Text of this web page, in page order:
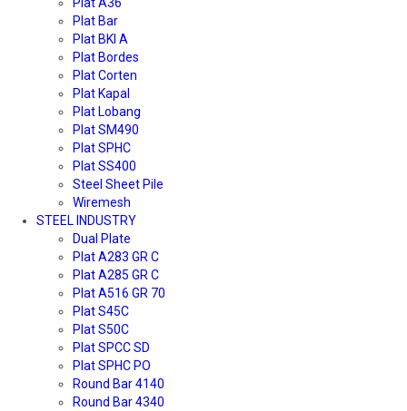
Plat Bar
Plat BKI A
Plat Bordes
Plat Corten
Plat Kapal
Plat Lobang
Plat SM490
Plat SPHC
Plat SS400
Steel Sheet Pile
Wiremesh
STEEL INDUSTRY
Dual Plate
Plat A283 GR C
Plat A285 GR C
Plat A516 GR 70
Plat S45C
Plat S50C
Plat SPCC SD
Plat SPHC PO
Round Bar 4140
Round Bar 4340